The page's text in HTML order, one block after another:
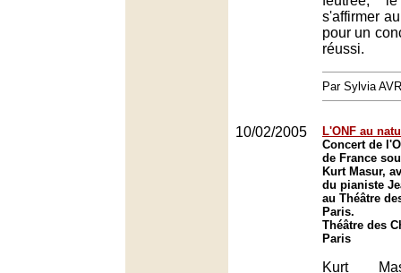
s'affirmer
pour un
réussi.
Par Sylvia
10/02/2005
L'ONF au
Concert de
de France
Kurt Masur,
du pianiste
au Théâtre
Paris.
Théâtre des
Paris
Kurt